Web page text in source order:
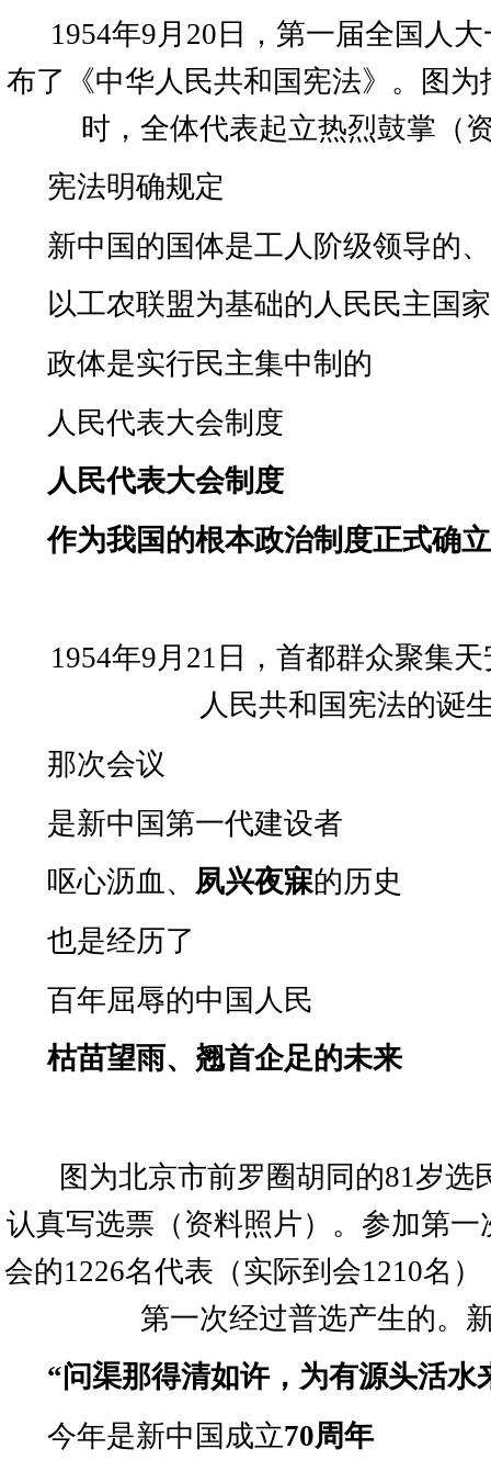
1954年9 月 20 日，第一届全国人
布了《中华人民共和国宪法》。图
时，全体代表起立热烈鼓掌（
宪法明确规定
新中国的国体是工人阶级领导的、
以工农联盟为基础的人民民主国家
政体是实行民主集中制的
人民代表大会制度
人民代表大会制度
作为我国的根本政治制度正式确立
1954年9月 21 日，首都群众聚集
人民共和国宪法的诞
那次会议
是新中国第一代建设者
呕心沥血、 夙兴夜寐的历史
也是经历了
百年屈辱的中国人民
枯苗望雨、翘首企足的未来
图为北京市前罗圈胡同的81岁选
认真写选票（资料照片）。参加第
会的1226名代表（实际到会1210名）
第一次经过普选产生的。
“问渠那得清如许，为有源头活水
今年是新中国成立70周年